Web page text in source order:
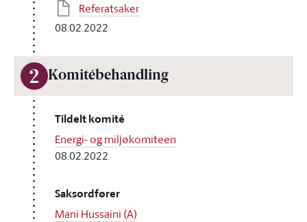
Referatsaker
08.02.2022
2 Komitébehandling
Tildelt komité
Energi- og miljøkomiteen
08.02.2022
Saksordfører
Mani Hussaini (A)